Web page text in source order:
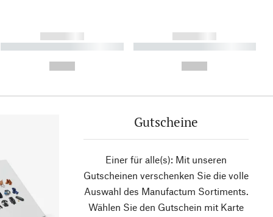
------------
----------- ----------- ----------
------------
----------- ----------- ----------
Gutscheine
Einer für alle(s): Mit unseren
Gutscheinen verschenken Sie die volle
Auswahl des Manufactum Sortiments.
Wählen Sie den Gutschein mit Karte